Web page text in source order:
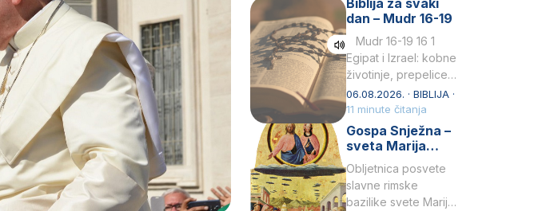
Petar u svojoj
drugoj…
Biblija za svaki
dan – Mudr 16-19
Mudr 16-19 16 1
Egipat i Izrael: kobne
životinje, prepelice
Zato bijahu
primjereno kažnjeni
sličnim životinjamai
mučeni mnoštvom
06.08.2026. · BIBLIJA ·
11 minute čitanja
Gospa Snježna –
sveta Marija
Velika, zaštitnica
rimske bazilike
Obljetnica posvete
slavne rimske
bazilike svete Marije